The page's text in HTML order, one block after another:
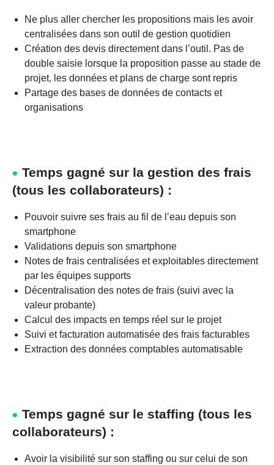
Ne plus aller chercher les propositions mais les avoir
centralisées dans son outil de gestion quotidien
Création des devis directement dans l’outil. Pas de
double saisie lorsque la proposition passe au stade de
projet, les données et plans de charge sont repris
Partage des bases de données de contacts et
organisations
Temps gagné sur la gestion des frais
(tous les collaborateurs) :
Pouvoir suivre ses frais au fil de l’eau depuis son
smartphone
Validations depuis son smartphone
Notes de frais centralisées et exploitables directement
par les équipes supports
Décentralisation des notes de frais (suivi avec la
valeur probante)
Calcul des impacts en temps réel sur le projet
Suivi et facturation automatisée des frais facturables
Extraction des données comptables automatisable
Temps gagné sur le staffing (tous les
collaborateurs) :
Avoir la visibilité sur son staffing ou sur celui de son